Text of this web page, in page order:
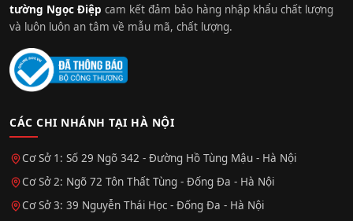
tường Ngọc Điệp cam kết đảm bảo hàng nhập khẩu chất lượng
và luôn luôn an tâm về mẫu mã, chất lượng.
CÁC CHI NHÁNH TẠI HÀ NỘI
Cơ Sở 1: Số 29 Ngõ 342 - Đường Hồ Tùng Mậu - Hà Nội
Cơ Sở 2: Ngõ 72 Tôn Thất Tùng - Đống Đa - Hà Nội
Cơ Sở 3: 39 Nguyễn Thái Học - Đống Đa - Hà Nội